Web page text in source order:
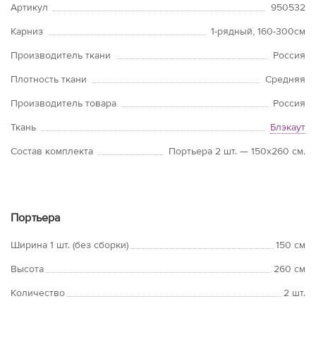
Артикул
950532
Карниз
1-рядный, 160-300см
Производитель ткани
Россия
Плотность ткани
Средняя
Производитель товара
Россия
Ткань
Блэкаут
Состав комплекта
Портьера 2 шт. — 150х260 см.
Портьера
Ширина 1 шт. (без сборки)
150 см
Высота
260 см
Количество
2 шт.